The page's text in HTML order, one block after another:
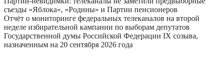
съезды «Яблока», «Родины» и Партии пенсионеров
Отчёт о мониторинге федеральных телеканалов на второй
неделе избирательной кампании по выборам депутатов
Государственной думы Российской Федерации IX созыва,
назначенным на 20 сентября 2026 года